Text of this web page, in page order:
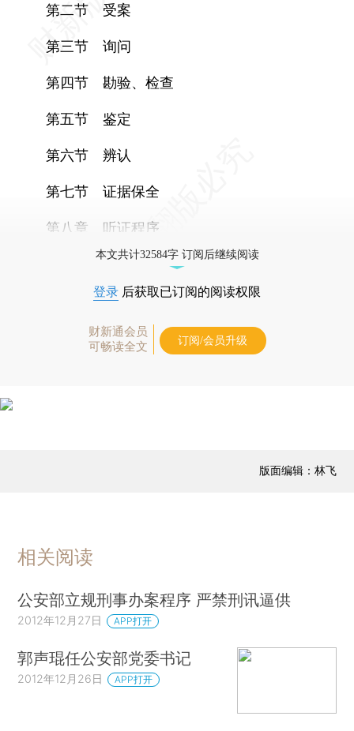
第二节 受案
第三节 询问
第四节 勘验、检查
第五节 鉴定
第六节 辨认
第七节 证据保全
第八章 听证程序
本文共计32584字 订阅后继续阅读
登录 后获取已订阅的阅读权限
财新通会员
可畅读全文
订阅/会员升级
版面编辑：林飞
相关阅读
公安部立规刑事办案程序 严禁刑讯逼供
2012年12月27日 APP打开
郭声琨任公安部党委书记
2012年12月26日 APP打开